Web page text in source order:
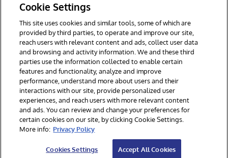
twitter youtubefacebooklinkedin
1996-2026 InterSystems Corporation, Boston, MA. Todos los
derechos reservados.
Avisos/Términos y condiciones
Declaración de privacidad
Garantía
Accesibilidad
Cookie Settings
This site uses cookies and similar tools, some of which are
provided by third parties, to operate and improve our site,
reach users with relevant content and ads, collect user data
and browsing and activity information. We and these third
parties use the information collected to enable certain
features and functionality, analyze and improve
performance, understand more about users and their
interactions with our site, provide personalized user
experiences, and reach users with more relevant content
and ads. You can review and change your preferences for
certain cookies on our site, by clicking Cookie Settings.
More info: Privacy Policy
Cookies Settings Accept All Cookies